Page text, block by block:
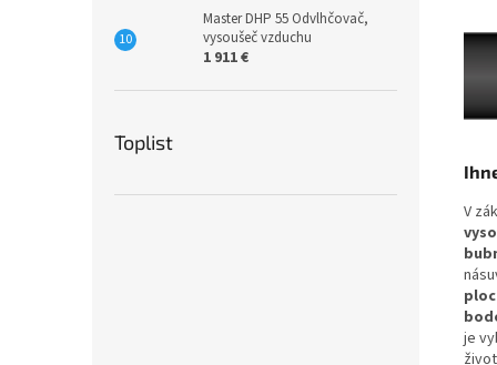
Master DHP 55 Odvlhčovač,
vysoušeč vzduchu
1 911 €
Toplist
V
je